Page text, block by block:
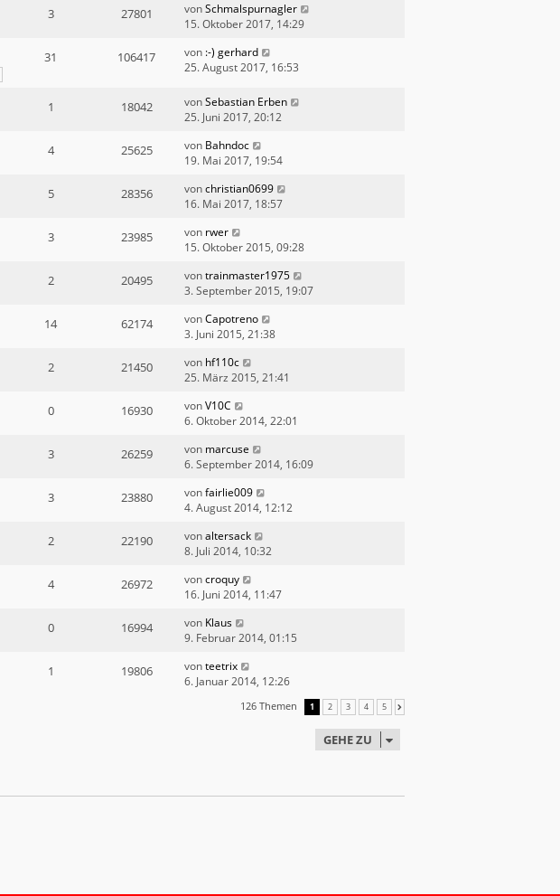
3 27801 vonSchmalspurnagler
15. Oktober 2017, 14:29
31 106417 von :-) gerhard
25. August 2017, 16:53
1 18042 vonSebastian Erben
25. Juni 2017, 20:12
4 25625 von Bahndoc
19. Mai 2017, 19:54
5 28356 vonchristian0699
16. Mai 2017, 18:57
3 23985 von rwer
15. Oktober 2015, 09:28
2 20495 vontrainmaster1975
3. September 2015, 19:07
14 62174 vonCapotreno
3. Juni 2015, 21:38
2 21450 von hf110c
25. März 2015, 21:41
0 16930 vonV10C
6. Oktober 2014, 22:01
3 26259 von marcuse
6. September 2014, 16:09
3 23880 vonfairlie009
4. August 2014, 12:12
2 22190 vonaltersack
8. Juli 2014, 10:32
4 26972 voncroquy
16. Juni 2014, 11:47
0 16994 von Klaus
9. Februar 2014, 01:15
1 19806 vonteetrix
6. Januar 2014, 12:26
126 Themen 1 2 3 4 5
GEHE ZU